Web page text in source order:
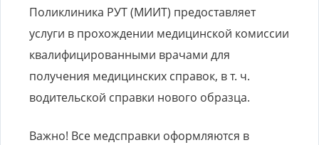
Поликлиника РУТ (МИИТ) предоставляет
услуги в прохождении медицинской комиссии
квалифицированными врачами для
получения медицинских справок, в т. ч.
водительской справки нового образца.
Важно! Все медсправки оформляются в